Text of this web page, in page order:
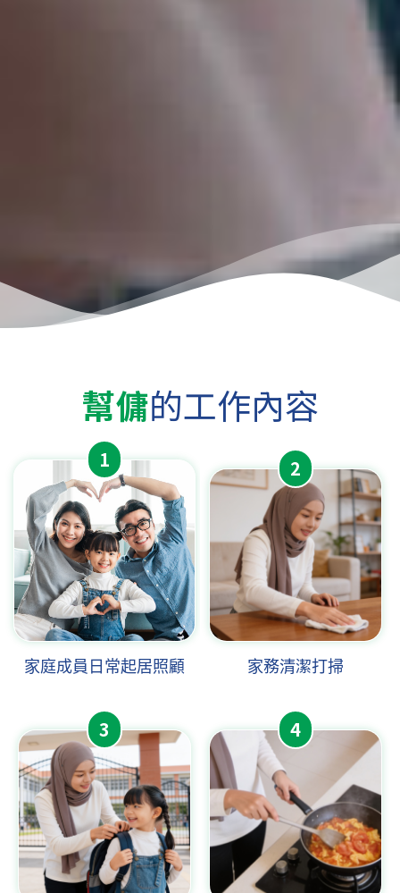
幫傭的工作內容
1
家庭成員日常起居照顧
2
家務清潔打掃
3 4